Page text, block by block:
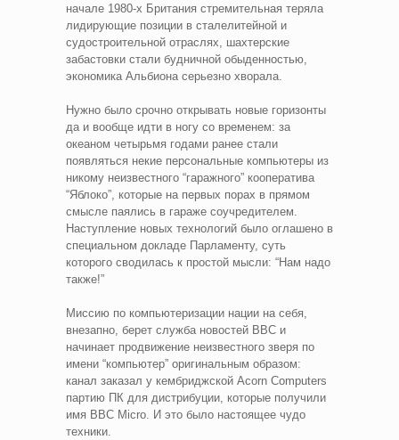
начале 1980-х Британия стремительная теряла
лидирующие позиции в сталелитейной и
судостроительной отраслях, шахтерские
забастовки стали будничной обыденностью,
экономика Альбиона серьезно хворала.
Нужно было срочно открывать новые горизонты
да и вообще идти в ногу со временем: за
океаном четырьмя годами ранее стали
появляться некие персональные компьютеры из
никому неизвестного “гаражного” кооператива
“Яблоко”, которые на первых порах в прямом
смысле паялись в гараже соучредителем.
Наступление новых технологий было оглашено в
специальном докладе Парламенту, суть
которого сводилась к простой мысли: “Нам надо
также!”
Миссию по компьютеризации нации на себя,
внезапно, берет служба новостей BBC и
начинает продвижение неизвестного зверя по
имени “компьютер” оригинальным образом:
канал заказал у кембриджской Acorn Computers
партию ПК для дистрибуции, которые получили
имя BBC Micro. И это было настоящее чудо
техники.